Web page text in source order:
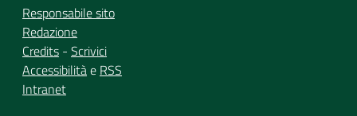
Responsabile sito
Redazione
Credits - Scrivici
Accessibilitàe RSS
Intranet